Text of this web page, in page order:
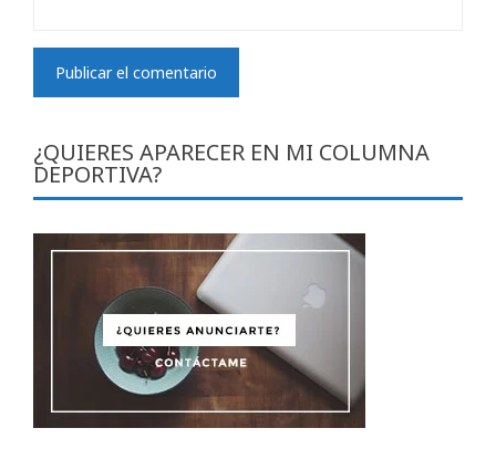
¿QUIERES APARECER EN MI COLUMNA
DEPORTIVA?